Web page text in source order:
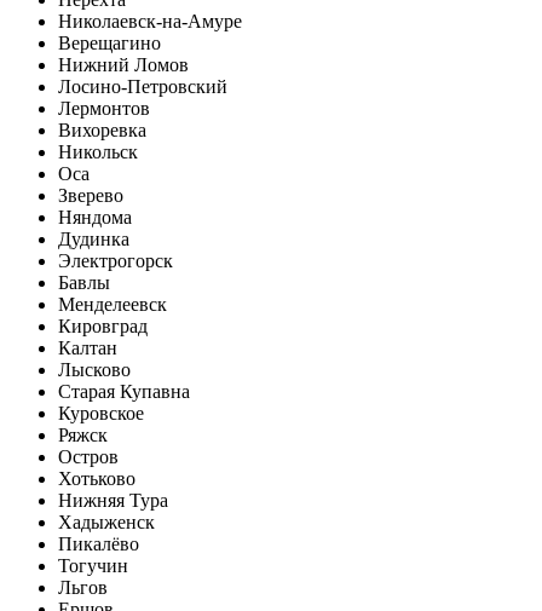
Николаевск-на-Амуре
Верещагино
Нижний Ломов
Лосино-Петровский
Лермонтов
Вихоревка
Никольск
Оса
Зверево
Няндома
Дудинка
Электрогорск
Бавлы
Менделеевск
Кировград
Калтан
Лысково
Старая Купавна
Куровское
Ряжск
Остров
Хотьково
Нижняя Тура
Хадыженск
Пикалёво
Тогучин
Льгов